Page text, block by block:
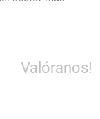
Valóranos!